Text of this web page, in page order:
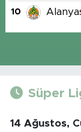
10
Süper
14 Ağustos,